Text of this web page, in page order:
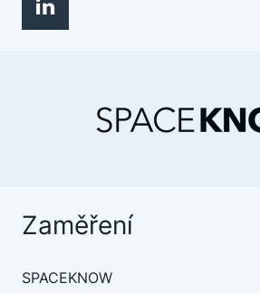
Zaměření
SPACEKNOW